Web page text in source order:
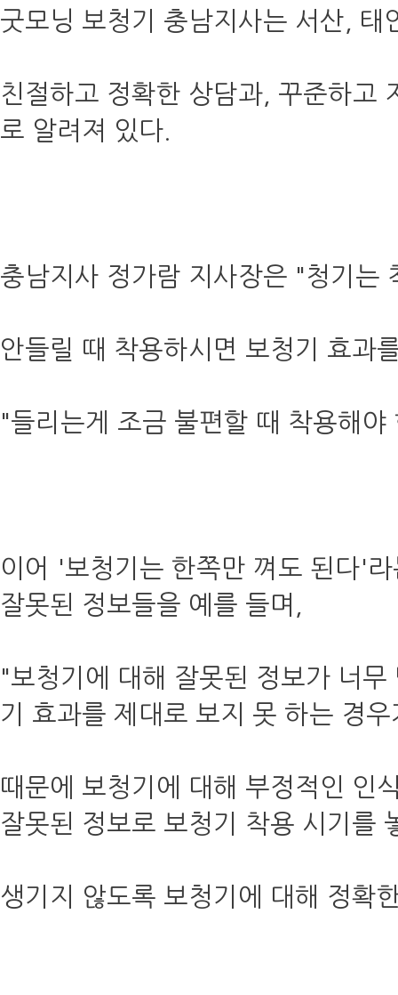
굿모닝 보청기 충남지사는 서산,
친절하고 정확한 상담과, 꾸준하고
로 알려져 있다.
충남지사 정가람 지사장은 "청기는
안들릴 때 착용하시면 보청기 효과
"들리는게 조금 불편할 때 착용해
이어 '보청기는 한쪽만 껴도 된다'
잘못된 정보들을 예를 들며,
"보청기에 대해 잘못된 정보가 너
기 효과를 제대로 보지 못 하는 경
때문에 보청기에 대해 부정적인 인
잘못된 정보로 보청기 착용 시기를
생기지 않도록 보청기에 대해 정확